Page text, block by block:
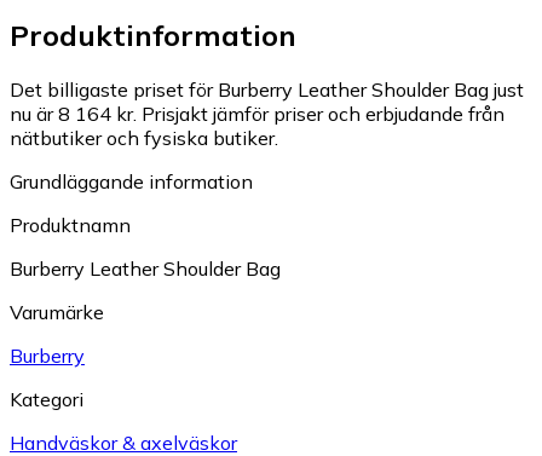
Produktinformation
Det billigaste priset för Burberry Leather Shoulder Bag just
nu är 8 164 kr. Prisjakt jämför priser och erbjudande från
nätbutiker och fysiska butiker.
Grundläggande information
Produktnamn
Burberry Leather Shoulder Bag
Varumärke
Burberry
Kategori
Handväskor & axelväskor